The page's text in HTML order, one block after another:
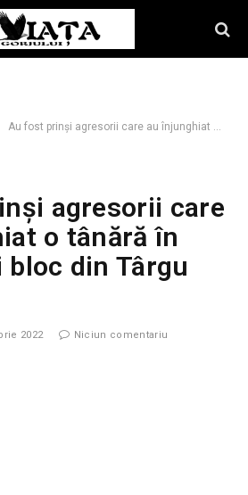
Au fost prinși agresorii care au înjunghiat o tânără în scara unui bloc din Târgu Jiu
agresorii care
o tânără în
din Târgu
2022
Niciun comentariu